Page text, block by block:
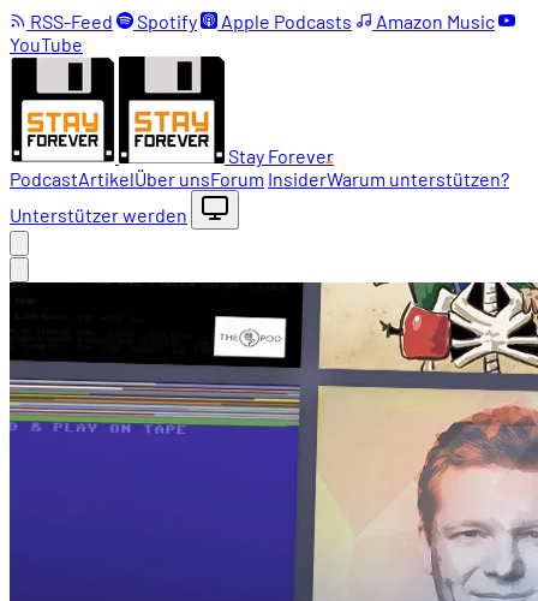
RSS-Feed Spotify Apple Podcasts
Amazon Music
YouTube
Stay Forever
PodcastArtikelÜber unsForum InsiderWarum unterstützen?
Unterstützer werden